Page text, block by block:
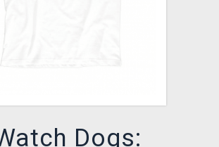
Dogs: